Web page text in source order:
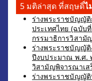
5 มติล่าสุด ที่สฤษดิ์ไ
ร่างพระราชบัญญั
ประเทศไทย (ฉบับ
กรรมาธิการวิสามั
ร่างพระราชบัญญัติ
ปีงบประมาณ พ.ศ.
วิสามัญพิจารณาเส
ร่างพระราชบัญญั